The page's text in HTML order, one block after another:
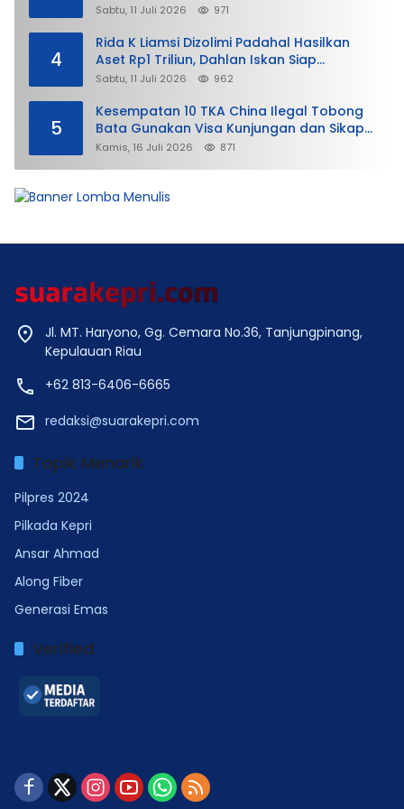
Sabtu, 11 Juli 2026 971
4
Rida K Liamsi Dizolimi Padahal Hasilkan
Aset Rp1 Triliun, Dahlan Iskan Siap
Membela
Sabtu, 11 Juli 2026 962
5
Kesempatan 10 TKA China Ilegal Tobong
Bata Gunakan Visa Kunjungan dan Sikap
Lunak Ditjen Imigrasi Kepri?
Kamis, 16 Juli 2026 871
Jl. MT. Haryono, Gg. Cemara No.36, Tanjungpinang,
Kepulauan Riau
+62 813-6406-6665
redaksi@suarakepri.com
Topik Menarik
Pilpres 2024
Pilkada Kepri
Ansar Ahmad
Along Fiber
Generasi Emas
Verified